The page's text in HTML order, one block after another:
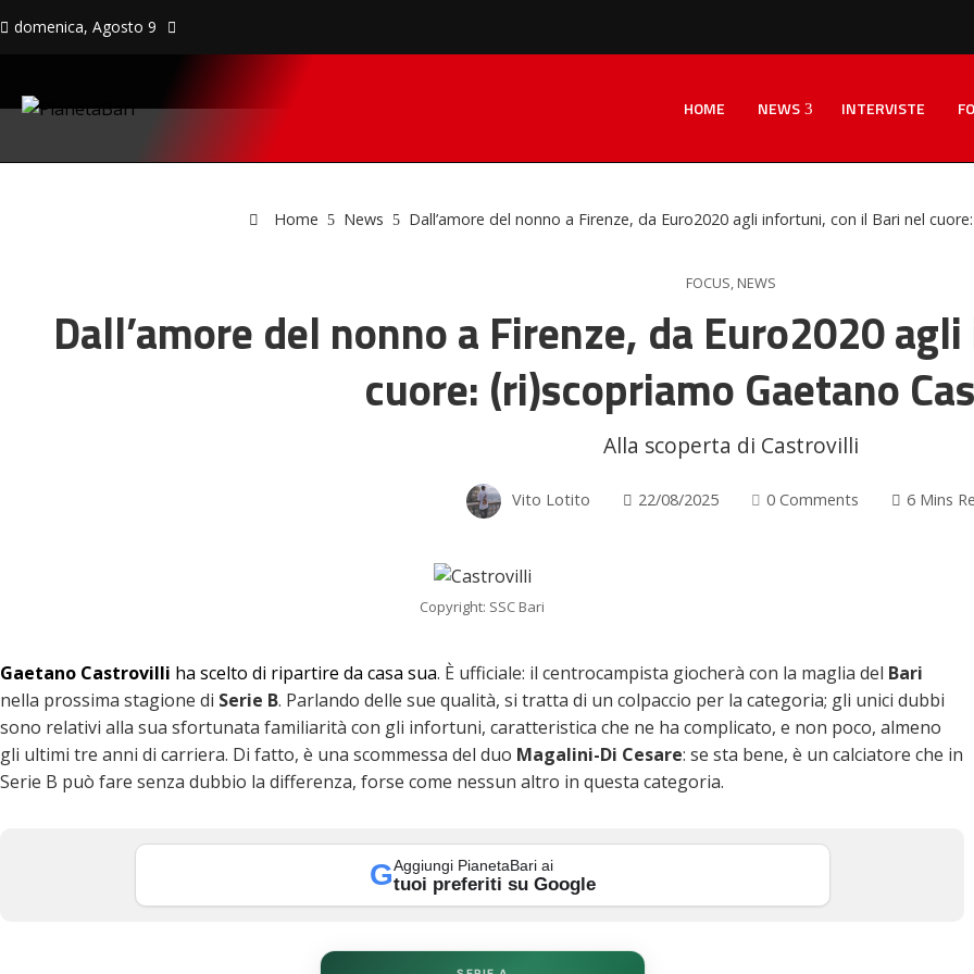
domenica, Agosto 9
HOME NEWS INTERVISTE
Home News Dall’amore del nonno a Firenze, da Euro2020 agli infortuni, con il Bari nel
FOCUS, NEWS
Dall’amore del nonno a Firenze, da Euro2020
cuore: (ri)scopriamo Gaetano
Alla scoperta di Castrovilli
Vito Lotito 22/08/2025 0 Comments 6 Mins
Copyright: SSC Bari
Gaetano Castrovilli ha scelto di ripartire da casa sua. È ufficiale: il centrocampista giocherà con la maglia del Bari
nella prossima stagione di Serie B. Parlando delle sue qualità, si tratta di un colpaccio per la categoria; gli unici dubbi
sono relativi alla sua sfortunata familiarità con gli infortuni, caratteristica che ne ha complicato, e non poco, almeno
gli ultimi tre anni di carriera. Di fatto, è una scommessa del duo Magalini-Di Cesare: se sta bene, è un calciatore che in
Serie B può fare senza dubbio la differenza, forse come nessun altro in questa categoria.
GAggiungi PianetaBari ai
tuoi preferiti su Google